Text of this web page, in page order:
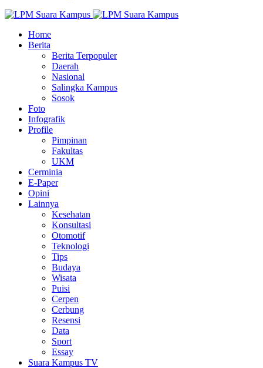
Home
Berita
Berita Terpopuler
Daerah
Nasional
Salingka Kampus
Sosok
Foto
Infografik
Profile
Pimpinan
Fakultas
UKM
Cerminia
E-Paper
Opini
Lainnya
Kesehatan
Konsultasi
Otomotif
Teknologi
Tips
Budaya
Wisata
Puisi
Cerpen
Cerbung
Resensi
Data
Sport
Essay
Suara Kampus TV